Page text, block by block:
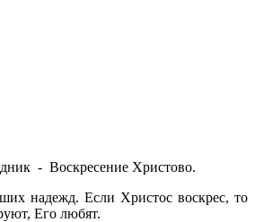
- Воскресение Христово.
надежд. Если Христос воскрес, то
Его любят.